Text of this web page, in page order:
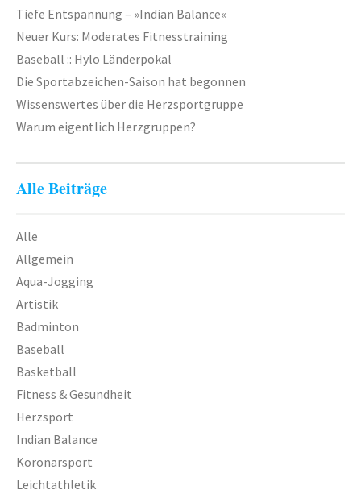
Kletterknirpse
Kraft und Fitness
Leichtathletik
Schwimmen
Schwimmen lernen
Seepferdchen
Seniorensport
Trampolin
Zumba
TV 1872 Saarlouis e.V.
Turnrat
Tiefe Entspannung – »Indian Balance«
Neuer Kurs: Moderates Fitnesstraining
Baseball :: Hylo Länderpokal
Die Sportabzeichen-Saison hat begonnen
Wissenswertes über die Herzsportgruppe
Warum eigentlich Herzgruppen?
Alle Beiträge
Alle
Allgemein
Aqua-Jogging
Artistik
Badminton
Baseball
Basketball
Fitness & Gesundheit
Herzsport
Indian Balance
Koronarsport
Leichtathletik